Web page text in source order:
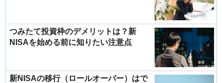
つみたて投資枠のデメリットは？新
NISAを始める前に知りたい注意点
新NISAの移行（ロールオーバー）はで